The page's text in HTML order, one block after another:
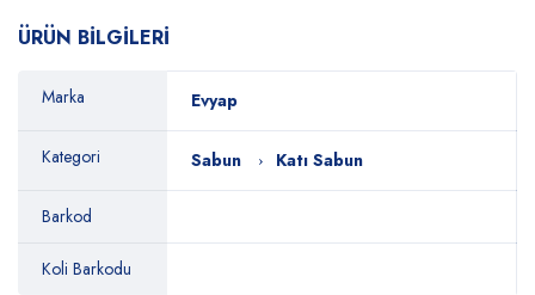
ÜRÜN BİLGİLERİ
Marka Evyap
Kategori Sabun Katı Sabun
Barkod
Koli Barkodu